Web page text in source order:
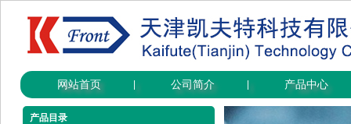
网站首页 公司简介 产品中心
产品目录